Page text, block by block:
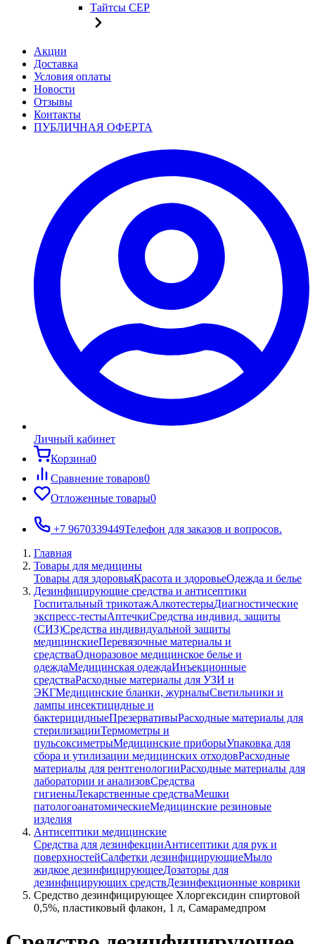
Тайтсы CEP
Акции
Доставка
Условия оплаты
Новости
Отзывы
Контакты
ПУБЛИЧНАЯ ОФЕРТА
Личный кабинет
Корзина0
Сравнение товаров0
Отложенные товары0
+7 9670339449Телефон для заказов и вопросов.
Главная
Товары для медицины
Товары для здоровьяКрасота и здоровьеОдежда и белье
Дезинфицирующие средства и антисептики
Госпитальный трикотажАлкотестерыДиагностические
экспресс-тестыАптечкиСредства индивид. защиты
(СИЗ)Средства индивидуальной защиты
медицинскиеПеревязочные материалы и
средстваОдноразовое медицинское белье и
одеждаМедицинская одеждаИнъекционные
средстваРасходные материалы для УЗИ и
ЭКГМедицинские бланки, журналыСветильники и
лампы инсектицидные и
бактерицидныеПрезервативыРасходные материалы для
стерилизацииТермометры и
пульсоксиметрыМедицинские приборыУпаковка для
сбора и утилизации медицинских отходовРасходные
материалы для рентгенологииРасходные материалы для
лаборатории и анализовСредства
гигиеныЛекарственные средстваМешки
патологоанатомическиеМедицинские резиновые
изделия
Антисептики медицинские
Средства для дезинфекцииАнтисептики для рук и
поверхностейСалфетки дезинфицирующиеМыло
жидкое дезинфицирующееДозаторы для
дезинфицирующих средствДезинфекционные коврики
Средство дезинфицирующее Хлоргексидин спиртовой
0,5%, пластиковый флакон, 1 л, Самарамедпром